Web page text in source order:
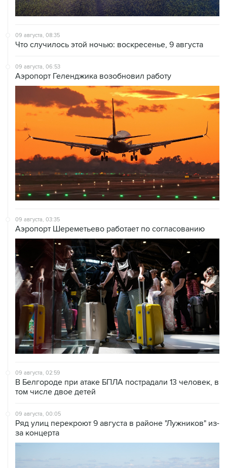
09 августа, 08:35
Что случилось этой ночью: воскресенье, 9 августа
09 августа, 06:53
Аэропорт Геленджика возобновил работу
09 августа, 03:35
Аэропорт Шереметьево работает по согласованию
09 августа, 02:59
В Белгороде при атаке БПЛА пострадали 13 человек, в
том числе двое детей
09 августа, 00:05
Ряд улиц перекроют 9 августа в районе "Лужников" из-
за концерта